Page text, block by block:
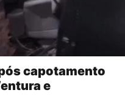
capotamento
e